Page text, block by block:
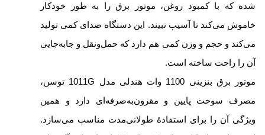
شده که با کمبود روغن، موتور برق را به طور خودکار
خاموش می‌کند تا آسیب نبیند. این دستگاه صدای کمی تولید
می‌کند و حجم و وزن کمی هم دارد که حمل‌ونقل و جابه‌‎جایی
آن را راحت ساخته است.
موتور برق بنزینی 1100 وات هندلی مدل 1011G توسن،
مصرف سوخت پایین و مقرون‌به‌صرفه‌ای دارد و همین
ویژگی آن را برای استفادۀ طولانی‌مدت مناسب می‌سازد.